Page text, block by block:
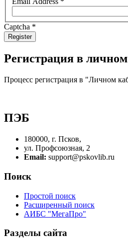
Captcha *
Register
Pегистрация в
Процесс регистрация в "Личном
ПЭБ
180000, г. Псков,
ул. Профсоюзная, 2
Email: support@pskovlib.ru
Поиск
Простой поиск
Расширенный поиск
АИБС "МегаПро"
Разделы сайта